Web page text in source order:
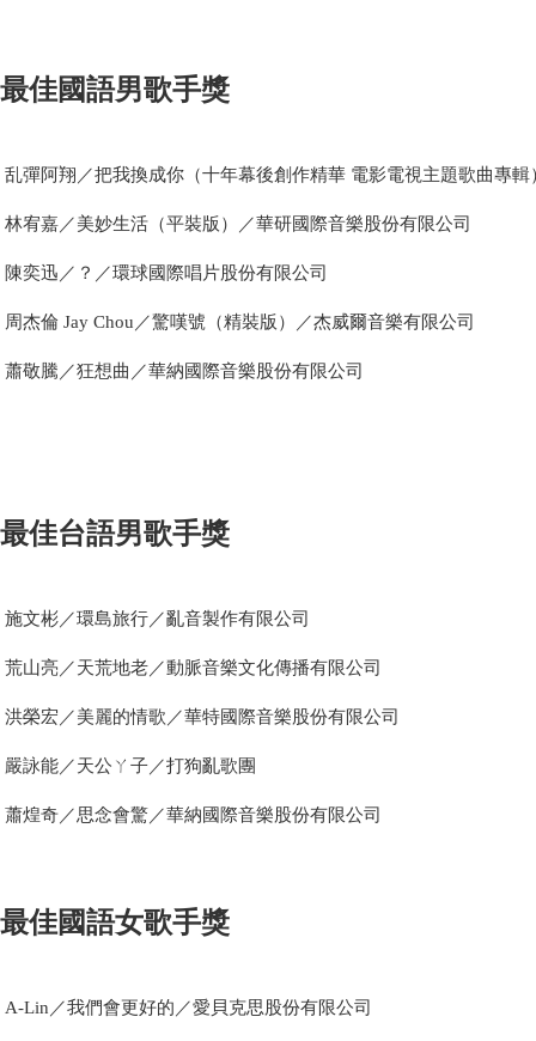
最佳國語男歌手獎
乱彈阿翔／把我換成你（十年幕後創作精華 電影電視主題歌曲專
林宥嘉／美妙生活（平裝版）／華研國際音樂股份有限公司
陳奕迅／？／環球國際唱片股份有限公司
周杰倫 Jay Chou／驚嘆號（精裝版）／杰威爾音樂有限公司
蕭敬騰／狂想曲／華納國際音樂股份有限公司
最佳台語男歌手獎
施文彬／環島旅行／亂音製作有限公司
荒山亮／天荒地老／動脈音樂文化傳播有限公司
洪榮宏／美麗的情歌／華特國際音樂股份有限公司
嚴詠能／天公ㄚ子／打狗亂歌團
蕭煌奇／思念會驚／華納國際音樂股份有限公司
最佳國語女歌手獎
A-Lin／我們會更好的／愛貝克思股份有限公司